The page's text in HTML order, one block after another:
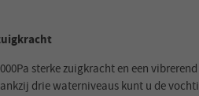
sterke zuigkracht en een
drie waterniveaus kunt u de